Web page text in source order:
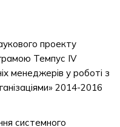
проекту
Темпус IV
менеджерів у роботі з
2014-2016
системного